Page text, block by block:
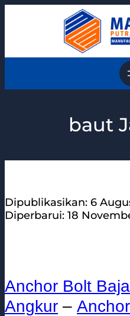
baut
Dipublikasikan: 6
Diperbarui: 18
Anchor Bolt Baja
Angkur –